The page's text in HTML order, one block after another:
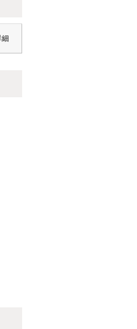
細